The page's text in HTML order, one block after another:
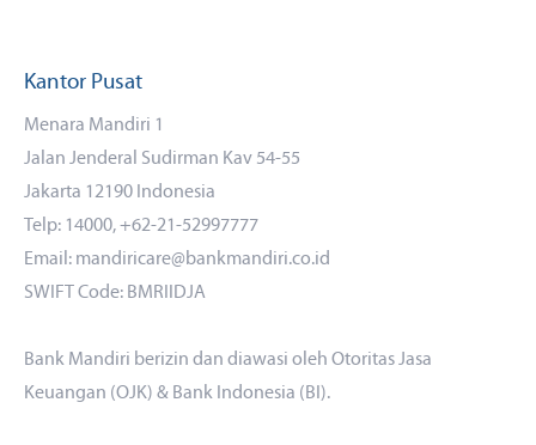
Kantor Pusat
Menara Mandiri 1
Jalan Jenderal Sudirman Kav 54-55
Jakarta 12190 Indonesia
Telp: 14000, +62-21-52997777
Email: mandiricare@bankmandiri.co.id
SWIFT Code: BMRIIDJA
Bank Mandiri berizin dan diawasi oleh Otoritas Jasa
Keuangan (OJK) & Bank Indonesia (BI).